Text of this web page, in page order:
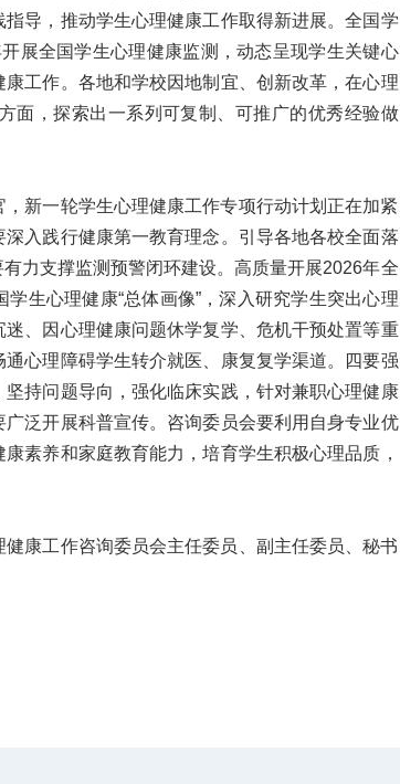
导，推动学生心理健康工作取得新进展。全国学
展全国学生心理健康监测，动态呈现学生关键心
工作。各地和学校因地制宜、创新改革，在心理
面，探索出一系列可复制、可推广的优秀经验做
新一轮学生心理健康工作专项行动计划正在加紧
入践行健康第一教育理念。引导各地各校全面落
力支撑监测预警闭环建设。高质量开展2026年全
生心理健康“总体画像”，深入研究学生突出心理
、因心理健康问题休学复学、危机干预处置等重
心理障碍学生转介就医、康复复学渠道。四要强
持问题导向，强化临床实践，针对兼职心理健康
泛开展科普宣传。咨询委员会要利用自身专业优
素养和家庭教育能力，培育学生积极心理品质，
康工作咨询委员会主任委员、副主任委员、秘书